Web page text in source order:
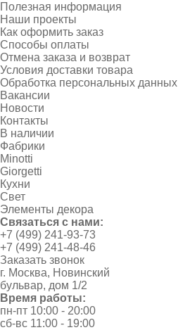
Полезная информация
Наши проекты
Как оформить заказ
Способы оплаты
Отмена заказа и возврат
Условия доставки товара
Обработка персональных данных
Вакансии
Новости
Контакты
В наличии
Фабрики
Minotti
Giorgetti
Кухни
Свет
Элементы декора
Связаться с нами:
+7 (499) 241-93-73
+7 (499) 241-48-46
Заказать звонок
г. Москва, Новинский
бульвар, дом 1/2
Время работы:
пн-пт 10:00 - 20:00
сб-вс 11:00 - 19:00